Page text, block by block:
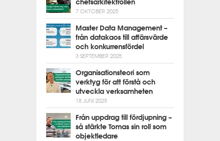
chefsarkitektrollen
7 OKTOBER 2025
Master Data Management –
från datakaos till affärsvärde
och konkurrensfördel
3 SEPTEMBER 2025
Organisationsteori som
verktyg för att förstå och
utveckla verksamheten
18 JUNI 2025
Från uppdrag till fördjupning –
så stärkte Tomas sin roll som
objektledare